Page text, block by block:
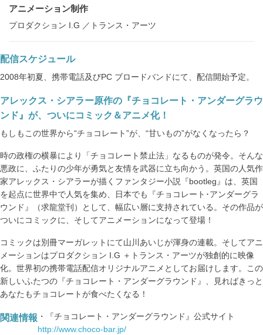
アニメーション制作
プロダクション I.G ／トランス・アーツ
配信スケジュール
2008年初夏、携帯電話及びPC ブロードバンドにて、配信開始予定。
アレックス・シアラー原作の『チョコレート・アンダーグラウ
ンド』が、ついにコミック＆アニメ化！
もしもこの世界から“チョコレート”が、“甘いもの”がなくなったら？
時の政権の横暴により「チョコレート禁止法」なるものが発令。そんな
悪政に、ふたりの少年が勇気と友情を武器に立ち向かう。英国の人気作
家アレックス・シアラーが描くファンタジー小説『bootleg』は、英国
を起点に世界中で人気を集め、日本でも『チョコレート･アンダーグラ
ウンド』（求龍堂刊）として、幅広い層に支持されている。その作品が
ついにコミックに、そしてアニメーションになって登場！
コミックは別冊マーガレットにて山川あいじが渾身の連載。そしてアニ
メーションはプロダクション I.G ＋トランス・アーツが独創的に映像
化。世界初の携帯電話配信オリジナルアニメとしてお届けします。この
新しいふたつの『チョコレート・アンダーグラウンド』、見ればきっと
あなたもチョコレートが食べたくなる！
関連情報 ・『チョコレート・アンダーグラウンド』公式サイト
http://www.choco-bar.jp/